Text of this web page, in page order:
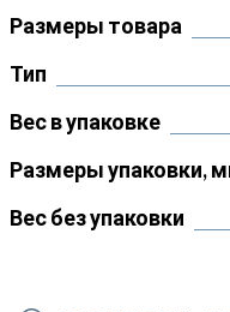
Размеры товара
Тип
Вес в упаковке
Размеры упаковки,
Вес без упаковки